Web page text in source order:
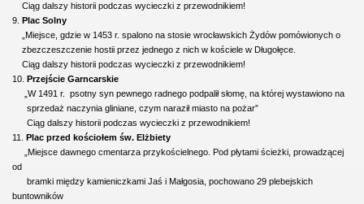
Ciąg dalszy historii podczas wycieczki z przewodnikiem!
9. Plac Solny
„Miejsce, gdzie w 1453 r. spalono na stosie wrocławskich Żydów pomówionych o
zbezczeszczenie hostii przez jednego z nich w kościele w Długołęce.
Ciąg dalszy historii podczas wycieczki z przewodnikiem!
10. Przejście Garncarskie
„W 1491 r. psotny syn pewnego radnego podpalił słomę, na której wystawiono na
sprzedaż naczynia gliniane, czym naraził miasto na pożar”
Ciąg dalszy historii podczas wycieczki z przewodnikiem!
11. Plac przed kościołem św. Elżbiety
„Miejsce dawnego cmentarza przykościelnego. Pod płytami ścieżki, prowadzącej
od
bramki między kamieniczkami Jaś i Małgosia, pochowano 29 plebejskich
buntowników